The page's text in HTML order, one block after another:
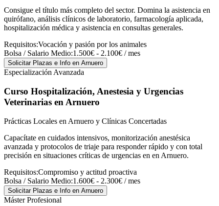
Consigue el título más completo del sector. Domina la asistencia en
quirófano, análisis clínicos de laboratorio, farmacología aplicada,
hospitalización médica y asistencia en consultas generales.
Requisitos:Vocación y pasión por los animales
Bolsa / Salario Medio:1.500€ - 2.100€ / mes
Solicitar Plazas e Info en Arnuero
Especialización Avanzada
Curso Hospitalización, Anestesia y Urgencias
Veterinarias en Arnuero
Prácticas Locales en Arnuero y Clínicas Concertadas
Capacítate en cuidados intensivos, monitorización anestésica
avanzada y protocolos de triaje para responder rápido y con total
precisión en situaciones críticas de urgencias en en Arnuero.
Requisitos:Compromiso y actitud proactiva
Bolsa / Salario Medio:1.600€ - 2.300€ / mes
Solicitar Plazas e Info en Arnuero
Máster Profesional